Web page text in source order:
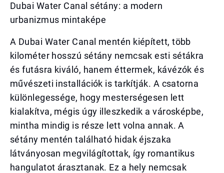
Dubai Water Canal sétány: a modern
urbanizmus mintaképe
A Dubai Water Canal mentén kiépített, több
kilométer hosszú sétány nemcsak esti sétákra
és futásra kiváló, hanem éttermek, kávézók és
művészeti installációk is tarkítják. A csatorna
különlegessége, hogy mesterségesen lett
kialakítva, mégis úgy illeszkedik a városképbe,
mintha mindig is része lett volna annak. A
sétány mentén található hidak éjszaka
látványosan megvilágítottak, így romantikus
hangulatot árasztanak. Ez a hely nemcsak